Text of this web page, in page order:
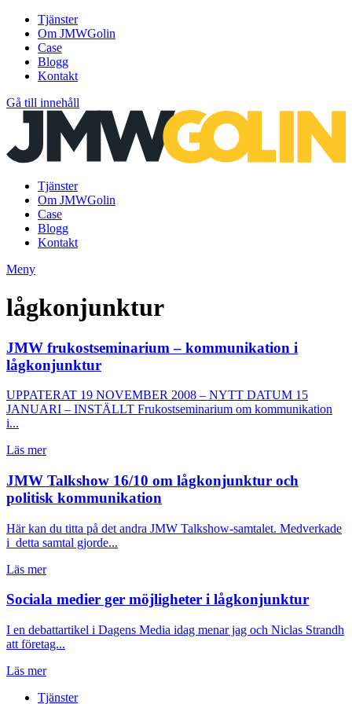
Tjänster
Om JMWGolin
Case
Blogg
Kontakt
Gå till innehåll
Tjänster
Om JMWGolin
Case
Blogg
Kontakt
Meny
lågkonjunktur
JMW frukostseminarium – kommunikation i
lågkonjunktur
UPPATERAT 19 NOVEMBER 2008 – NYTT DATUM 15
JANUARI – INSTÄLLT Frukostseminarium om kommunikation
i...
Läs mer
JMW Talkshow 16/10 om lågkonjunktur och
politisk kommunikation
Här kan du titta på det andra JMW Talkshow-samtalet. Medverkade
i detta samtal gjorde...
Läs mer
Sociala medier ger möjligheter i lågkonjunktur
I en debattartikel i Dagens Media idag menar jag och Niclas Strandh
att företag...
Läs mer
Tjänster